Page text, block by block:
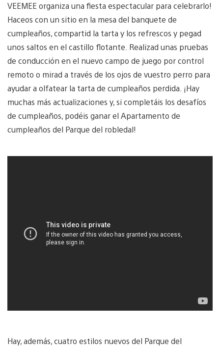
VEEMEE organiza una fiesta espectacular para celebrarlo!
Haceos con un sitio en la mesa del banquete de
cumpleaños, compartid la tarta y los refrescos y pegad
unos saltos en el castillo flotante. Realizad unas pruebas
de conducción en el nuevo campo de juego por control
remoto o mirad a través de los ojos de vuestro perro para
ayudar a olfatear la tarta de cumpleaños perdida. ¡Hay
muchas más actualizaciones y, si completáis los desafíos
de cumpleaños, podéis ganar el Apartamento de
cumpleaños del Parque del robledal!
Hay, además, cuatro estilos nuevos del Parque del